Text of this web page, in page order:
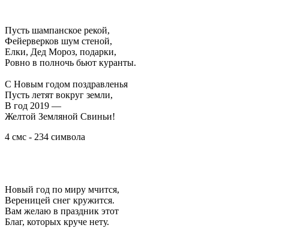
Пусть шампанское рекой,
Фейерверков шум стеной,
Елки, Дед Мороз, подарки,
Ровно в полночь бьют куранты.
С Новым годом поздравленья
Пусть летят вокруг земли,
В год 2019 —
Желтой Земляной Свиньи!
4 смс - 234 символа
Новый год по миру мчится,
Вереницей снег кружится.
Вам желаю в праздник этот
Благ, которых круче нету.